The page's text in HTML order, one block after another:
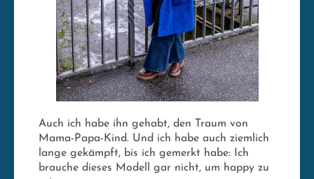
Auch ich habe ihn gehabt, den Traum von
Mama-Papa-Kind. Und ich habe auch ziemlich
lange gekämpft, bis ich gemerkt habe: Ich
brauche dieses Modell gar nicht, um happy zu